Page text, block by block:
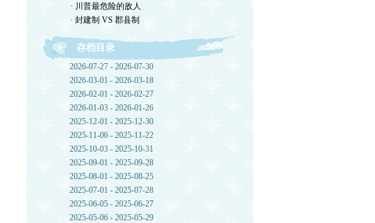
· 川普最危险的敌人
· 封建制 VS 郡县制
存档目录
2026-07-27 - 2026-07-30
2026-03-01 - 2026-03-18
2026-02-01 - 2026-02-27
2026-01-03 - 2026-01-26
2025-12-01 - 2025-12-30
2025-11-06 - 2025-11-22
2025-10-03 - 2025-10-31
2025-09-01 - 2025-09-28
2025-08-01 - 2025-08-25
2025-07-01 - 2025-07-28
2025-06-05 - 2025-06-27
2025-05-06 - 2025-05-29